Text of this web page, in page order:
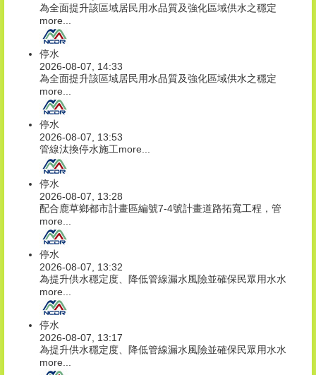
為全面提升該區域居民用水品質及強化區域供水之穩定
more...
停水
2026-08-07, 14:33
為全面提升該區域居民用水品質及強化區域供水之穩定
more...
停水
2026-08-07, 13:53
管線汰換停水施工more...
停水
2026-08-07, 13:28
配合鹿草鄉都市計畫區編號7-4號計畫道路拓寬工程，管
more...
停水
2026-08-07, 13:32
為提升供水穩定度、降低管線漏水風險並確保民眾用水水
more...
停水
2026-08-07, 13:17
為提升供水穩定度、降低管線漏水風險並確保民眾用水水
more...